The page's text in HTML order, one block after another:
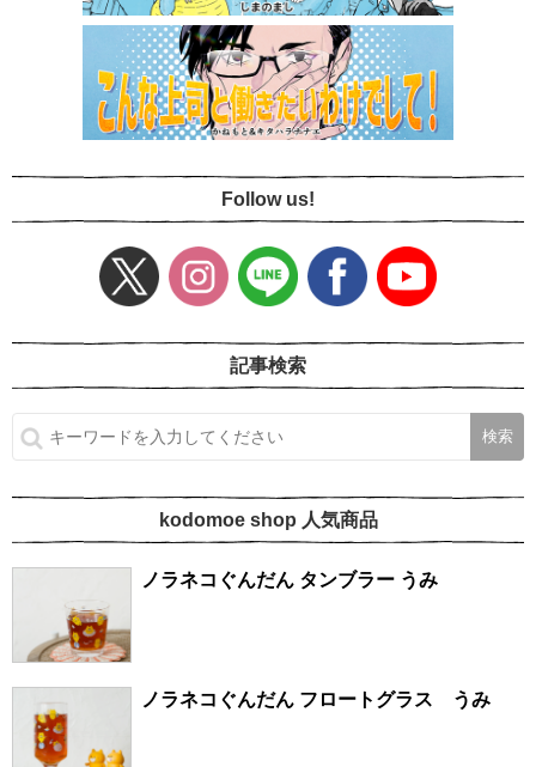
Follow us!
記事検索
kodomoe shop 人気商品
ノラネコぐんだん タンブラー うみ
ノラネコぐんだん フロートグラス うみ